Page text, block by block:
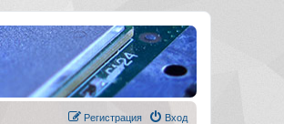
Вход
Регистрация